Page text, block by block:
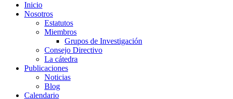
Inicio
Nosotros
Estatutos
Miembros
Grupos de Investigación
Consejo Directivo
La cátedra
Publicaciones
Noticias
Blog
Calendario